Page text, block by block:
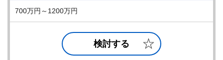
700万円～1200万円
検討する